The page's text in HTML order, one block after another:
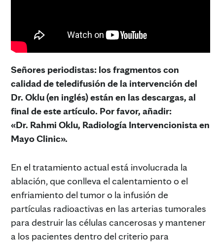
Señores periodistas: los fragmentos con
calidad de teledifusión de la intervención del
Dr. Oklu (en inglés) están en las descargas, al
final de este artículo. Por favor, añadir:
«Dr. Rahmi Oklu, Radiología Intervencionista en
Mayo Clinic».
En el tratamiento actual está involucrada la
ablación, que conlleva el calentamiento o el
enfriamiento del tumor o la infusión de
partículas radioactivas en las arterias tumorales
para destruir las células cancerosas y mantener
a los pacientes dentro del criterio para